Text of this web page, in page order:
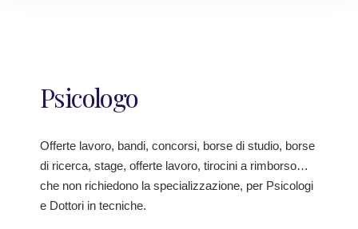
Psicologo
Offerte lavoro, bandi, concorsi, borse di studio, borse
di ricerca, stage, offerte lavoro, tirocini a rimborso…
che non richiedono la specializzazione, per Psicologi
e Dottori in tecniche.